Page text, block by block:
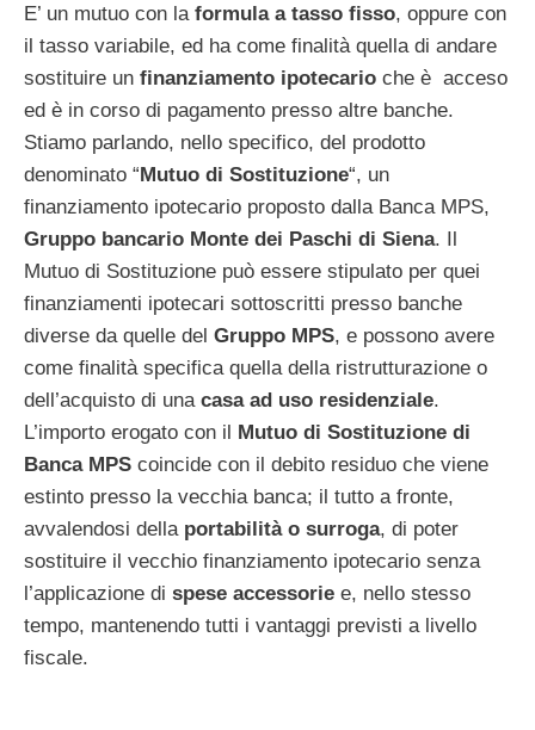
E’ un mutuo con la formula a tasso fisso, oppure con
il tasso variabile, ed ha come finalità quella di andare
sostituire un finanziamento ipotecario che è acceso
ed è in corso di pagamento presso altre banche.
Stiamo parlando, nello specifico, del prodotto
denominato “Mutuo di Sostituzione“, un
finanziamento ipotecario proposto dalla Banca MPS,
Gruppo bancario Monte dei Paschi di Siena. Il
Mutuo di Sostituzione può essere stipulato per quei
finanziamenti ipotecari sottoscritti presso banche
diverse da quelle del Gruppo MPS, e possono avere
come finalità specifica quella della ristrutturazione o
dell’acquisto di una casa ad uso residenziale.
L’importo erogato con il Mutuo di Sostituzione di
Banca MPS coincide con il debito residuo che viene
estinto presso la vecchia banca; il tutto a fronte,
avvalendosi della portabilità o surroga, di poter
sostituire il vecchio finanziamento ipotecario senza
l’applicazione di spese accessorie e, nello stesso
tempo, mantenendo tutti i vantaggi previsti a livello
fiscale.